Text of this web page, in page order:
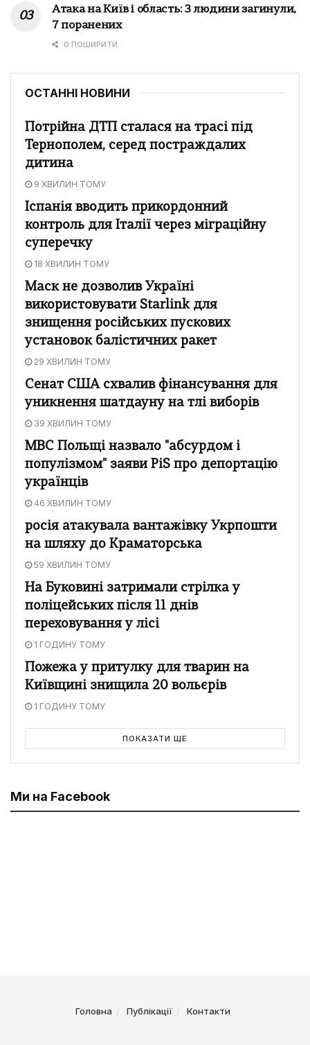
Атака на Київ і область: 3 людини загинули,
7 поранених
0 ПОШИРИТИ
ОСТАННІ НОВИНИ
Потрійна ДТП сталася на трасі під
Тернополем, серед постраждалих
дитина
9 ХВИЛИН ТОМУ
Іспанія вводить прикордонний
контроль для Італії через міграційну
суперечку
18 ХВИЛИН ТОМУ
Маск не дозволив Україні
використовувати Starlink для
знищення російських пускових
установок балістичних ракет
29 ХВИЛИН ТОМУ
Сенат США схвалив фінансування для
уникнення шатдауну на тлі виборів
39 ХВИЛИН ТОМУ
МВС Польщі назвало "абсурдом і
популізмом" заяви PiS про депортацію
українців
46 ХВИЛИН ТОМУ
росія атакувала вантажівку Укрпошти
на шляху до Краматорська
59 ХВИЛИН ТОМУ
На Буковині затримали стрілка у
поліцейських після 11 днів
переховування у лісі
1 ГОДИНУ ТОМУ
Пожежа у притулку для тварин на
Київщині знищила 20 вольєрів
1 ГОДИНУ ТОМУ
ПОКАЗАТИ ЩЕ
Ми на Facebook
Головна Публікації Контакти